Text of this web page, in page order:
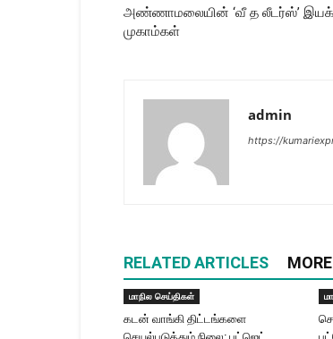
அண்ணாமலையின் ‘வீ த லீடர்ஸ்’
முகாம்கள்
admin
https://
RELATED ARTICLES
மாநில செய்திகள்
கடன் வாங்கி திட்டங்களை